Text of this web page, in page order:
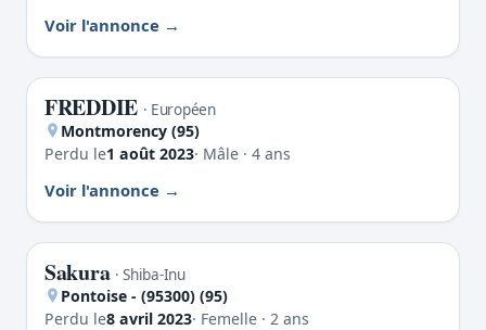
Voir l'annonce
PERDU
FREDDIE · Européen
Montmorency (95)
Perdu le1 août 2023· Mâle · 4 ans
Voir l'annonce
PERDU
Sakura · Shiba-Inu
Pontoise - (95300) (95)
Perdu le8 avril 2023· Femelle · 2 ans